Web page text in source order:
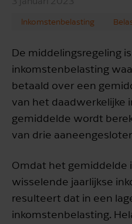
Inkomstenbelasting
De middelingsregeling
inkomstenbelasting
betaald over een
van het daadwerkelijke
gemiddelde wordt
van drie
Omdat het gemiddelde
wisselende jaarlijkse
resulteert dat in een
inkomstenbelasting.